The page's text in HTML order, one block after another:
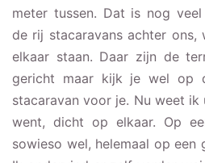
meter tussen. Dat is nog
de rij stacaravans achter
elkaar staan. Daar zijn de
gericht maar kijk je wel op
stacaravan voor je. Nu weet
went, dicht op elkaar. Op
sowieso wel, helemaal op een